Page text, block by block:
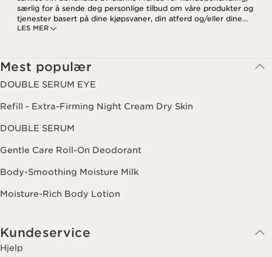
LES MER
særlig for å sende deg personlige tilbud om våre produkter og
tjenester basert på dine kjøpsvaner, din atferd og/eller dine
interesser, inkludert visning på sosiale medier og
avmeldingslenken i hvert nyhetsbrev. For mer informasjon om
hvordan vi behandler dine data og dine rettigheter, vennligst se
vår personvernerklæring
Mest populær
DOUBLE SERUM EYE
Refill - Extra-Firming Night Cream Dry Skin
DOUBLE SERUM
Gentle Care Roll-On Deodorant
Body-Smoothing Moisture Milk
Moisture-Rich Body Lotion
Kundeservice
Hjelp